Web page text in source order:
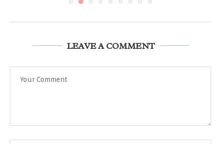
LEAVE A COMMENT